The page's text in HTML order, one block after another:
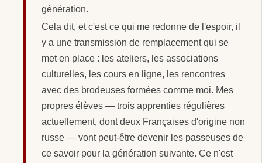
génération.
Cela dit, et c'est ce qui me redonne de l'espoir, il
y a une transmission de remplacement qui se
met en place : les ateliers, les associations
culturelles, les cours en ligne, les rencontres
avec des brodeuses formées comme moi. Mes
propres élèves — trois apprenties régulières
actuellement, dont deux Françaises d'origine non
russe — vont peut-être devenir les passeuses de
ce savoir pour la génération suivante. Ce n'est